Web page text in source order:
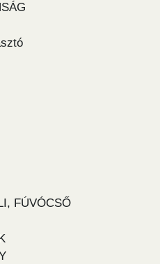
FÚVÓCSŐ